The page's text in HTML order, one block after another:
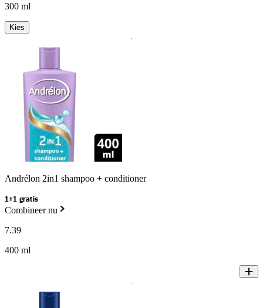
300 ml
Kies
Andrélon 2in1 shampoo + conditioner
1+1 gratis
Combineer nu
7.39
400 ml